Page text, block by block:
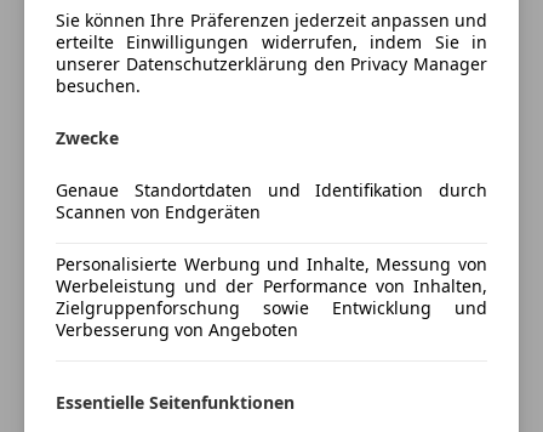
Bluetooth
Freisprecheinrichtung
Radio
Beifahrerairbag
ESP
Seitenairbag
Servolenkung
Tagfahrlicht
Extras
Wegen Familienzuwachs verkaufen wir unseren
liebgewonnenen Camper, wir haben ihn mit viel
Engagement ausgebaut und viele schöne Stunden
Doppelbett (180 x 200), eine Sitzgelegenheit und
ein Tisch für 2 Personen und eingebaute Schränke
in dem Camper. Der Fußboden ist mit Vinyl
Fahrzeug vorhanden. Rauminnenhöhe ist ungefähr
2 m. Das Pickerl ist bis Februar 2027 gültig.
Zahnriemen und Turbolader wurden vor kurzem
Anhängerkupplung montiert.
Mehr anzeigen
Preisbewertung
Sie können Ihre Präferenzen jederzeit anpassen und
erteilte Einwilligungen widerrufen, indem Sie in
unserer Datenschutzerklärung den Privacy Manager
besuchen.
Zwecke
Genaue Standortdaten und Identifikation durch
Scannen von Endgeräten
Personalisierte Werbung und Inhalte, Messung von
Werbeleistung und der Performance von Inhalten,
Zielgruppenforschung sowie Entwicklung und
Verbesserung von Angeboten
Essentielle Seitenfunktionen